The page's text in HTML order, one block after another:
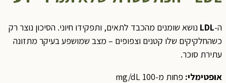
ה-LDLנושא שומנים מהכבד לתאים, ותפקידו חיוני. הסיכון נוצר רק
כשהחלקיקים שלו קטנים וצפופים – מצב שמושפע בעיקר מתזונה
עתירת סוכר.
אופטימלי:פחות מ-100 mg/dL